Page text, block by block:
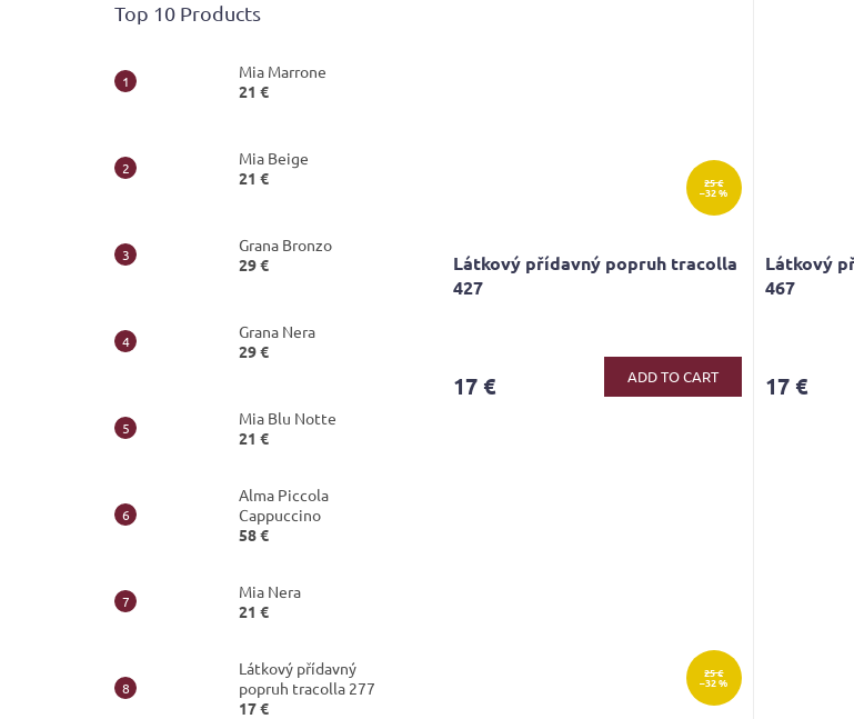
Top 10 Products
Mia Marrone
21 €
Mia Beige
21 €
Grana Bronzo
29 €
Grana Nera
29 €
Mia Blu Notte
21 €
Alma Piccola
Cappuccino
58 €
Mia Nera
21 €
Látkový přídavný
popruh tracolla 277
17 €
25 €
–32 %
Látkový přídavný popruh tracolla
427
rating
17 € ADD TO CART
Látkový
467
17 €
25 €
–32 %